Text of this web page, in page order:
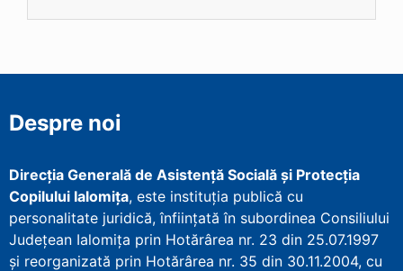
Despre noi
Direcţia Generală de Asistenţă Socială şi Protecţia
Copilului Ialomița, este instituţia publică cu
personalitate juridică, înfiinţată în subordinea Consiliului
Județean Ialomița prin Hotărârea nr. 23 din 25.07.1997
şi reorganizată prin Hotărârea nr. 35 din 30.11.2004, cu